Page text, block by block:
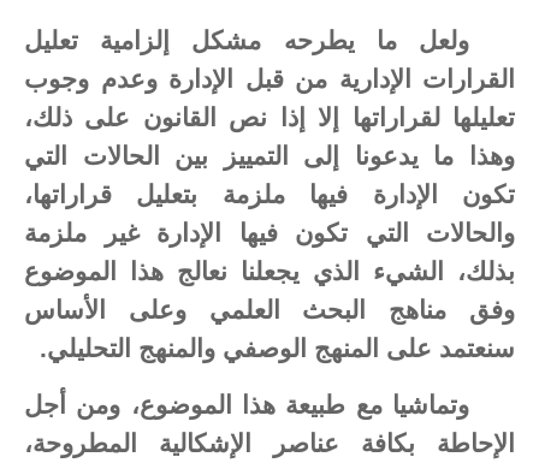
ولعل ما يطرحه مشكل إلزامية تعليل
القرارات الإدارية من قبل الإدارة وعدم وجوب
تعليلها لقراراتها إلا إذا نص القانون على ذلك،
وهذا ما يدعونا إلى التمييز بين الحالات التي
تكون الإدارة فيها ملزمة بتعليل قراراتها،
والحالات التي تكون فيها الإدارة غير ملزمة
بذلك، الشيء الذي يجعلنا نعالج هذا الموضوع
وفق مناهج البحث العلمي وعلى الأساس
سنعتمد على المنهج الوصفي والمنهج التحليلي.
وتماشيا مع طبيعة هذا الموضوع، ومن أجل
الإحاطة بكافة عناصر الإشكالية المطروحة،